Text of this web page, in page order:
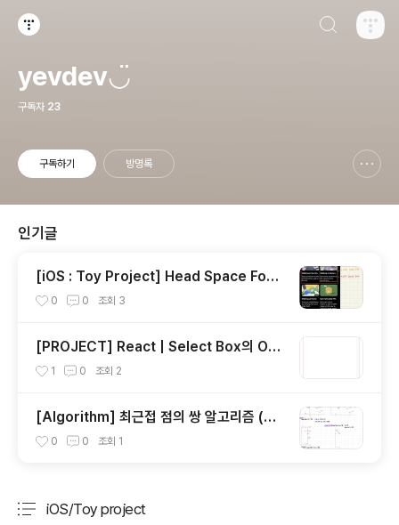
yevdev◡̈
구독자 23
구독하기 방명록
인기글
[iOS : Toy Project] Head Space Focu
s (2) : Navigation
0 0 조회 3
[PROJECT] React | Select Box의 Opt
ion 값 전달하기
1 0 조회 2
[Algorithm] 최근접 점의 쌍 알고리즘 (Cl
osest Pair)
0 0 조회 1
iOS/Toy project